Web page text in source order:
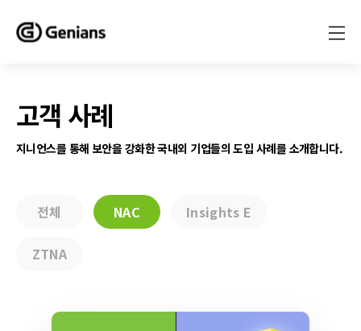
고객 사례
지니언스를 통해 보안을 강화한 국내외 기업들의 도입 사례를 소개합니다.
전체 NAC Insights E
ZTNA